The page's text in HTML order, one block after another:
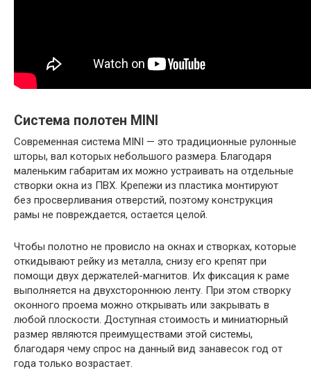
Система полотен MINI
Современная система MINI — это традиционные рулонные
шторы, вал которых небольшого размера. Благодаря
маленьким габаритам их можно устраивать на отдельные
створки окна из ПВХ. Крепежи из пластика монтируют
без просверливания отверстий, поэтому конструкция
рамы не повреждается, остается целой.
Чтобы полотно не провисло на окнах и створках, которые
откидывают рейку из металла, снизу его крепят при
помощи двух держателей-магнитов. Их фиксация к раме
выполняется на двухстороннюю ленту. При этом створку
оконного проема можно открывать или закрывать в
любой плоскости. Доступная стоимость и миниатюрный
размер являются преимуществами этой системы,
благодаря чему спрос на данный вид занавесок год от
года только возрастает.